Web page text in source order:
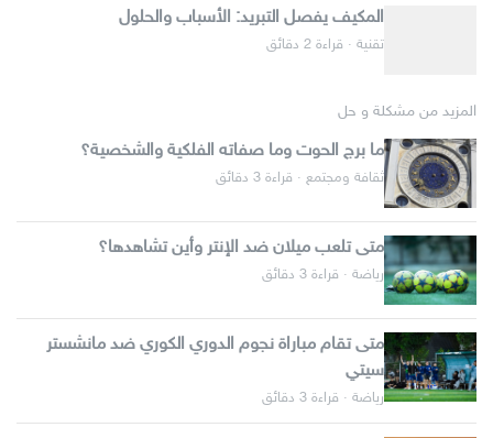
المكيف يفصل التبريد: الأسباب والحلول
تقنية · قراءة 2 دقائق
المزيد من مشكلة و حل
ما برج الحوت وما صفاته الفلكية والشخصية؟
ثقافة ومجتمع · قراءة 3 دقائق
متى تلعب ميلان ضد الإنتر وأين تشاهدها؟
رياضة · قراءة 3 دقائق
متى تقام مباراة نجوم الدوري الكوري ضد مانشستر
سيتي
رياضة · قراءة 3 دقائق